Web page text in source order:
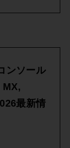
ンソール
最新情